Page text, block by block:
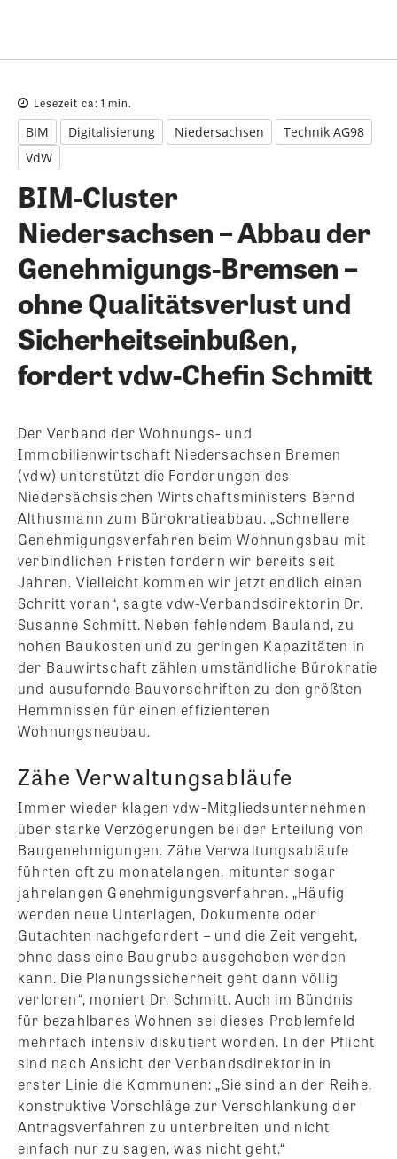
Lesezeit ca: 1 min.
BIM Digitalisierung Niedersachsen
Technik AG98
VdW
BIM-Cluster
Niedersachsen – Abbau der
Genehmigungs-Bremsen –
ohne Qualitätsverlust und
Sicherheitseinbußen,
fordert vdw-Chefin Schmitt
Der Verband der Wohnungs- und
Immobilienwirtschaft Niedersachsen Bremen
(vdw) unterstützt die Forderungen des
Niedersächsischen Wirtschaftsministers Bernd
Althusmann zum Bürokratieabbau. „Schnellere
Genehmigungsverfahren beim Wohnungsbau mit
verbindlichen Fristen fordern wir bereits seit
Jahren. Vielleicht kommen wir jetzt endlich einen
Schritt voran“, sagte vdw-Verbandsdirektorin Dr.
Susanne Schmitt. Neben fehlendem Bauland, zu
hohen Baukosten und zu geringen Kapazitäten in
der Bauwirtschaft zählen umständliche Bürokratie
und ausufernde Bauvorschriften zu den größten
Hemmnissen für einen effizienteren
Wohnungsneubau.
Zähe Verwaltungsabläufe
Immer wieder klagen vdw-Mitgliedsunternehmen
über starke Verzögerungen bei der Erteilung von
Baugenehmigungen. Zähe Verwaltungsabläufe
führten oft zu monatelangen, mitunter sogar
jahrelangen Genehmigungsverfahren. „Häufig
werden neue Unterlagen, Dokumente oder
Gutachten nachgefordert – und die Zeit vergeht,
ohne dass eine Baugrube ausgehoben werden
kann. Die Planungssicherheit geht dann völlig
verloren“, moniert Dr. Schmitt. Auch im Bündnis
für bezahlbares Wohnen sei dieses Problemfeld
mehrfach intensiv diskutiert worden. In der Pflicht
sind nach Ansicht der Verbandsdirektorin in
erster Linie die Kommunen: „Sie sind an der Reihe,
konstruktive Vorschläge zur Verschlankung der
Antragsverfahren zu unterbreiten und nicht
einfach nur zu sagen, was nicht geht.“